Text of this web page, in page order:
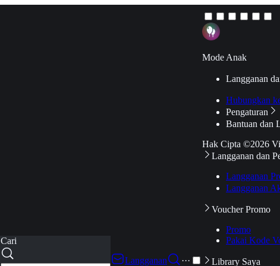
Cari
Langganan
···
Mode Anak
Langganan
Hubungkan
Pengaturan
Bantuan dan
Hak Cipta ©2026
Langganan dan
Langganan
Langganan
Voucher Promo
Promo
Pakai Kode
Library Saya